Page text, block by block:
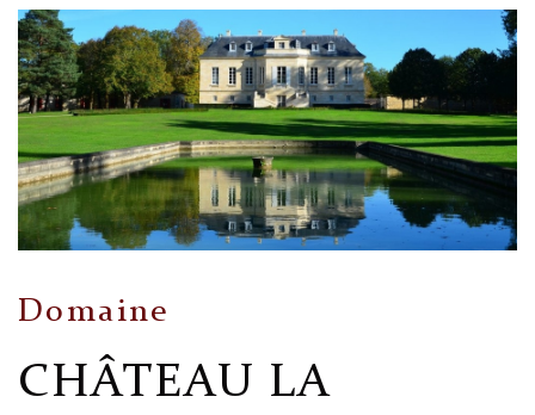
Domaine
CHÂTEAU LA